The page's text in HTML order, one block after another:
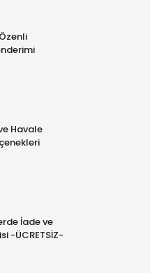
Havale
İade ve
-ÜCRETSİZ-